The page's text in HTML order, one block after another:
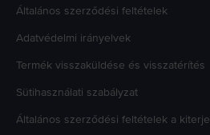
Általános szerződési feltételek
Adatvédelmi irányelvek
Termék visszaküldése és visszatérítés
Sütihasználati szabályzat
Általános szerződési feltételek a